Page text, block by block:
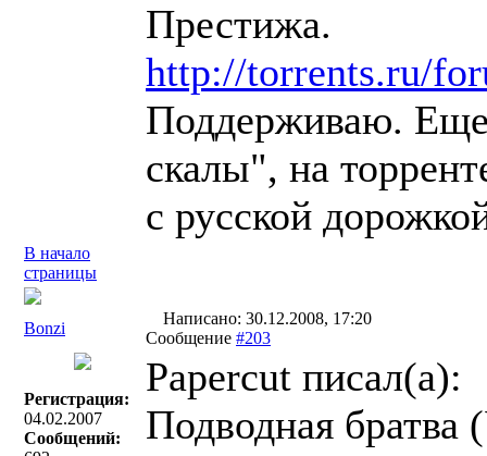
Престижа.
http://torrents.ru/
Поддерживаю.
скалы", на
с русской
В начало
страницы
Bonzi
Написано: 30.12.2008, 17:20
Сообщение #203
Регистрация:
04.02.2007
Сообщений:
Papercut писал(a):
Подводная